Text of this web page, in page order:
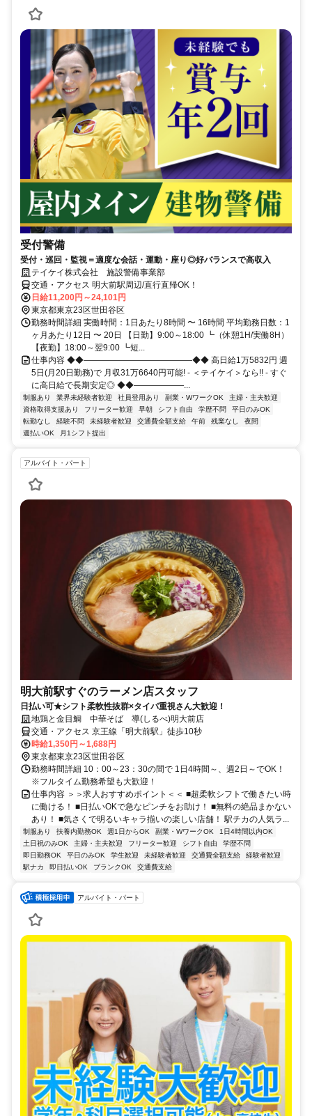
受付警備
受付・巡回・監視＝適度な会話・運動・座り◎好バランスで高収入
テイケイ株式会社 施設警備事業部
交通・アクセス 明大前駅周辺/直行直帰OK！
日給11,200円～24,101円
東京都東京23区世田谷区
勤務時間詳細 実働時間：1日あたり8時間 〜 16時間 平均勤務日数：1
ヶ月あたり12日 〜 20日 【日勤】9:00～18:00 ┗（休憩1H/実働8H）
【夜勤】18:00～翌9:00 ┗短...
仕事内容 ◆◆―――――――――――――◆◆ 高日給1万5832円 週
5日(月20日勤務)で 月収31万6640円可能! - ＜テイケイ＞なら!! - すぐ
に高日給で長期安定◎ ◆◆――――――...
制服あり 業界未経験者歓迎 社員登用あり 副業・WワークOK
主婦・主夫歓迎
資格取得支援あり
フリーター歓迎 早朝 シフト自由 学歴不問
平日のみOK
転勤なし
経験不問 未経験者歓迎 交通費全額支給 午前 残業なし
夜間
週払いOK
月1シフト提出
アルバイト・パート
明大前駅すぐのラーメン店スタッフ
日払い可★シフト柔軟性抜群×タイパ重視さん大歓迎！
地鶏と金目鯛 中華そば 導(しるべ)明大前店
交通・アクセス 京王線「明大前駅」徒歩10秒
時給1,350円～1,688円
東京都東京23区世田谷区
勤務時間詳細 10：00～23：30の間で 1日4時間～、週2日～でOK！
※フルタイム勤務希望も大歓迎！
仕事内容 ＞＞求人おすすめポイント＜＜ ■超柔軟シフトで働きたい時
に働ける！ ■日払いOKで急なピンチをお助け！ ■無料の絶品まかない
あり！ ■気さくで明るいキャラ揃いの楽しい店舗！ 駅チカの人気ラ...
制服あり 扶養内勤務OK 週1日からOK 副業・WワークOK
1日4時間以内OK
土日祝のみOK
主婦・主夫歓迎 フリーター歓迎 シフト自由
学歴不問
即日勤務OK
平日のみOK 学生歓迎 未経験者歓迎 交通費全額支給
経験者歓迎
駅ナカ
即日払いOK ブランクOK 交通費支給
アルバイト・パート